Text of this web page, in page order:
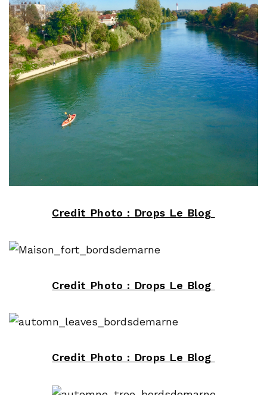
Credit Photo : Drops Le Blog
Credit Photo : Drops Le Blog
Credit Photo : Drops Le Blog